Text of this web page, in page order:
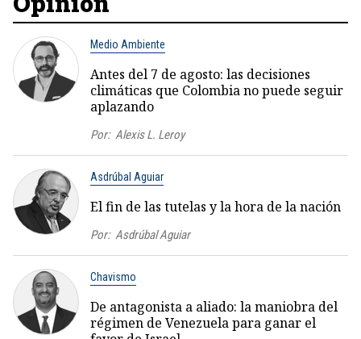
Medio Ambiente
Antes del 7 de agosto: las decisiones
climáticas que Colombia no puede seguir
aplazando
Por: Alexis L. Leroy
Asdrúbal Aguiar
El fin de las tutelas y la hora de la nación
Por: Asdrúbal Aguiar
Chavismo
De antagonista a aliado: la maniobra del
régimen de Venezuela para ganar el